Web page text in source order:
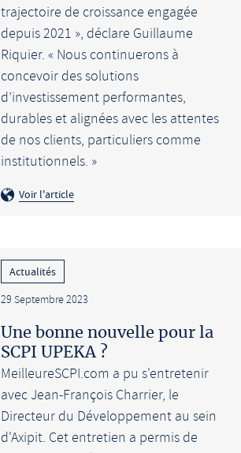
trajectoire de croissance engagée
depuis 2021 », déclare Guillaume
Riquier. « Nous continuerons à
concevoir des solutions
d’investissement performantes,
durables et alignées avec les attentes
de nos clients, particuliers comme
institutionnels. »
Voir l'article
Actualités
29 Septembre 2023
Une bonne nouvelle pour la
SCPI UPEKA ?
MeilleureSCPI.com a pu s'entretenir
avec Jean-François Charrier, le
Directeur du Développement au sein
d'Axipit. Cet entretien a permis de